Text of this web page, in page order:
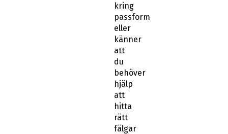
kring
passform
eller
känner
att
du
behöver
hjälp
att
hitta
rätt
fälgar